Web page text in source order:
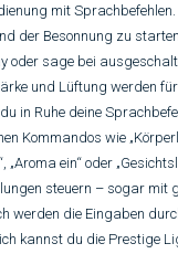
mit
der Besonnung zu
oder sage bei
und Lüftung werden
in Ruhe deine
Kommandos wie
„Aroma ein“ oder
steuern – sogar mit
werden die Eingaben
kannst du die Prestige